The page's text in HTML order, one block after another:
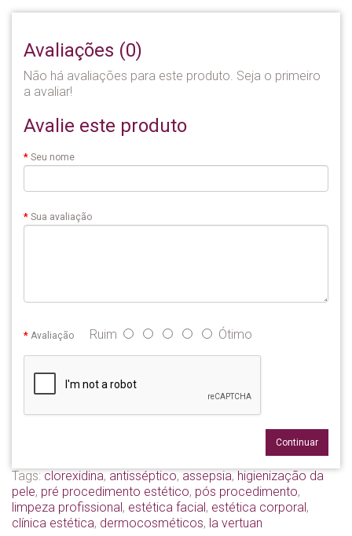
Avaliações (0)
Não há avaliações para este produto. Seja o primeiro
a avaliar!
Avalie este produto
Seu nome
Sua avaliação
Avaliação Ruim Ótimo
Continuar
Tags: clorexidina, antisséptico, assepsia, higienização da
pele, pré procedimento estético, pós procedimento,
limpeza profissional, estética facial, estética corporal,
clínica estética, dermocosméticos, la vertuan